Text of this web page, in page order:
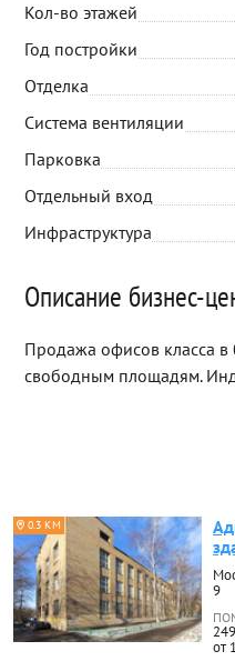
Кол-во этажей
Год постройки
Отделка
Система вентиляции
Парковка
Отдельный вход
Инфраструктура
Описание бизнес-
Продажа офисов класса в
свободным площадям.
0.3 КМ
9
от